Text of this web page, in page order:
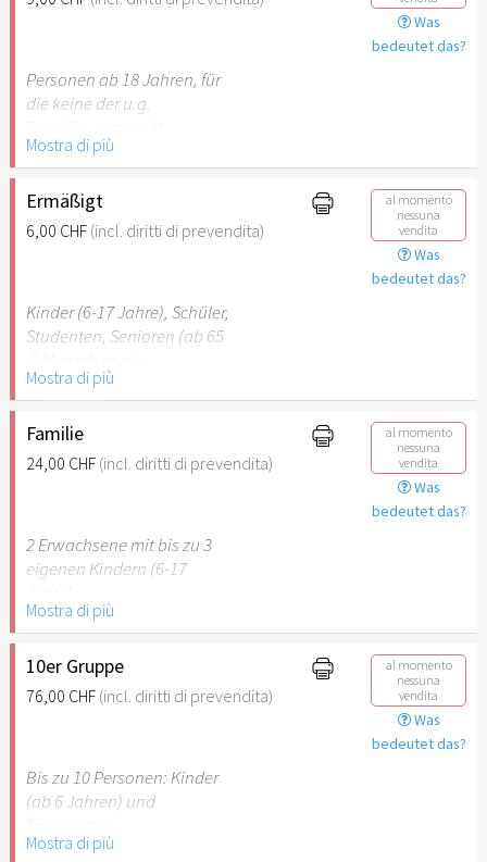
Was
bedeutet das?
Personen ab 18 Jahren, für
die keine der u.g.
Mostra di più
Ermäßigt
6,00 CHF (incl. diritti di prevendita)
al momento
nessuna
vendita
Was
bedeutet das?
Kinder (6-17 Jahre), Schüler,
Studenten, Senioren (ab 65
Behinderung (ab 50%),
Begleitperson. Der jeweilige
Ausweis ist beim Einlass
vorzulegen.
Stuttgart nicht
empfehlenswert.
Mostra di più
Familie
24,00 CHF (incl. diritti di prevendita)
al momento
nessuna
vendita
Was
bedeutet das?
2 Erwachsene mit bis zu 3
eigenen Kindern (6-17
Hinweis: Für Kinder unter 6
Jahren ist der Ostergarten
Stuttgart nicht
empfehlenswert.
Mostra di più
10er Gruppe
76,00 CHF (incl. diritti di prevendita)
al momento
nessuna
vendita
Was
bedeutet das?
Bis zu 10 Personen: Kinder
(ab 6 Jahren) und
Mostra di più